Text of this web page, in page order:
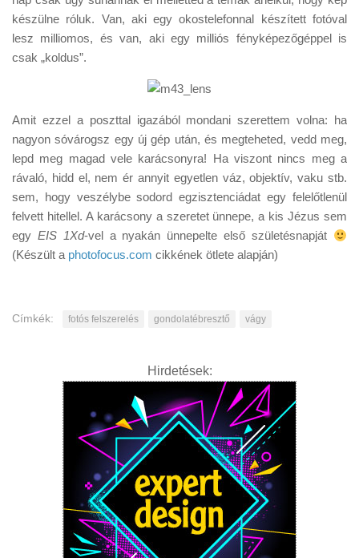
készülne róluk. Van, aki egy okostelefonnal készített fotóval
lesz milliomos, és van, aki egy milliós fényképezőgéppel is
csak „koldus”.
Amit ezzel a poszttal igazából mondani szerettem volna: ha
nagyon sóvárogsz egy új gép után, és megteheted, vedd meg,
lepd meg magad vele karácsonyra! Ha viszont nincs meg a
rávaló, hidd el, nem ér annyit egyetlen váz, objektív, vaku stb.
sem, hogy veszélybe sodord egzisztenciádat egy felelőtlenül
felvett hitellel. A karácsony a szeretet ünnepe, a kis Jézus sem
egy EIS 1Xd-vel a nyakán ünnepelte első születésnapját
(Készült a photofocus.com cikkének ötlete alapján)
Címkék: fotós felszerelés gondolatébresztő vágy
Hirdetések: